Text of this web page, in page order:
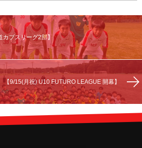
カブスリーグ2部】
【9/15(月祝) U10 FUTURO LEAGUE 開幕】